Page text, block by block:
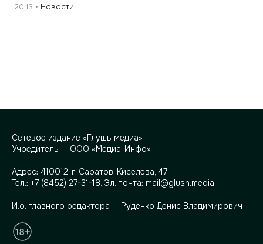
20:13 Новости
Сетевое издание «Глушь медиа»
Учредитель — ООО «Медиа-Инфо»
Адрес: 410012, г. Саратов, Киселева, 47
Тел.: +7 (8452) 27-31-18. Эл. почта: mail@glush.media
И.о. главного редактора — Руденко Денис Владимирович